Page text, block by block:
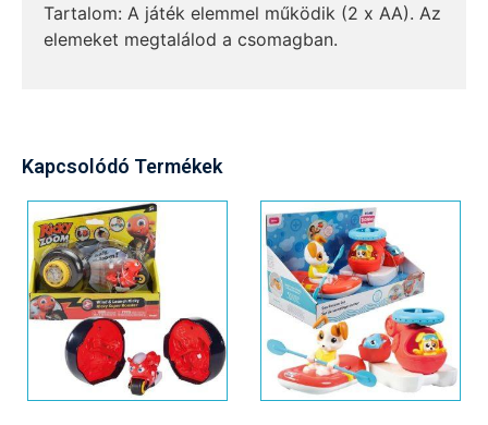
Tartalom: A játék elemmel működik (2 x AA). Az
elemeket megtalálod a csomagban.
Kapcsolódó Termékek